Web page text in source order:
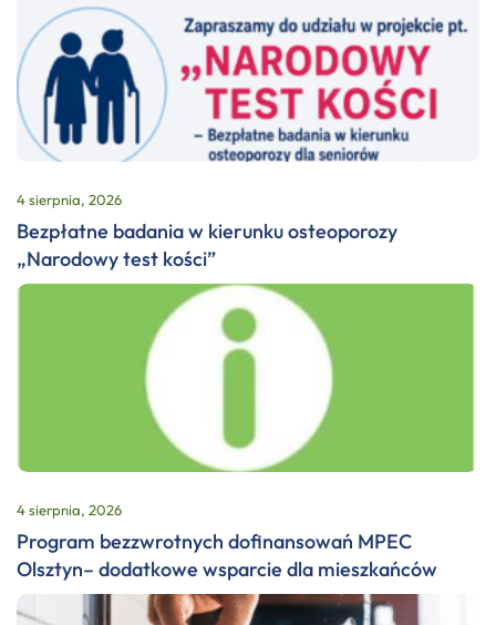
4 sierpnia, 2026
Bezpłatne badania w kierunku osteoporozy
„Narodowy test kości”
4 sierpnia, 2026
Program bezzwrotnych dofinansowań MPEC
Olsztyn– dodatkowe wsparcie dla mieszkańców